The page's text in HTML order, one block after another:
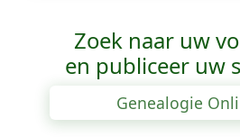
Zoek naar uw
en publiceer uw
Genealogie